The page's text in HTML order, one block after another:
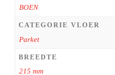
BOEN
CATEGORIE VLOER
Parket
BREEDTE
215 mm